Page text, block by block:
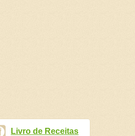
Livro de Receitas